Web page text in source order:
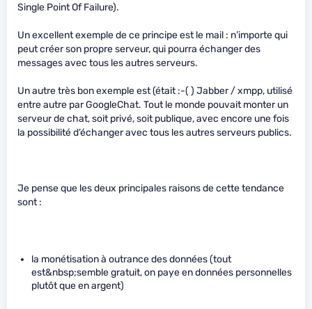
Single Point Of Failure).
Un excellent exemple de ce principe est le mail : n’importe qui
peut créer son propre serveur, qui pourra échanger des
messages avec tous les autres serveurs.
Un autre très bon exemple est (était :-( ) Jabber / xmpp, utilisé
entre autre par GoogleChat. Tout le monde pouvait monter un
serveur de chat, soit privé, soit publique, avec encore une fois
la possibilité d’échanger avec tous les autres serveurs publics.
Je pense que les deux principales raisons de cette tendance
sont :
la monétisation à outrance des données (tout
est&nbsp;semble gratuit, on paye en données personnelles
plutôt que en argent)